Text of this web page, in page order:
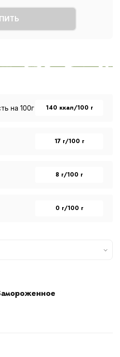
на 100г 140 ккал/100 г
17 г/100 г
8 г/100 г
0 г/100 г